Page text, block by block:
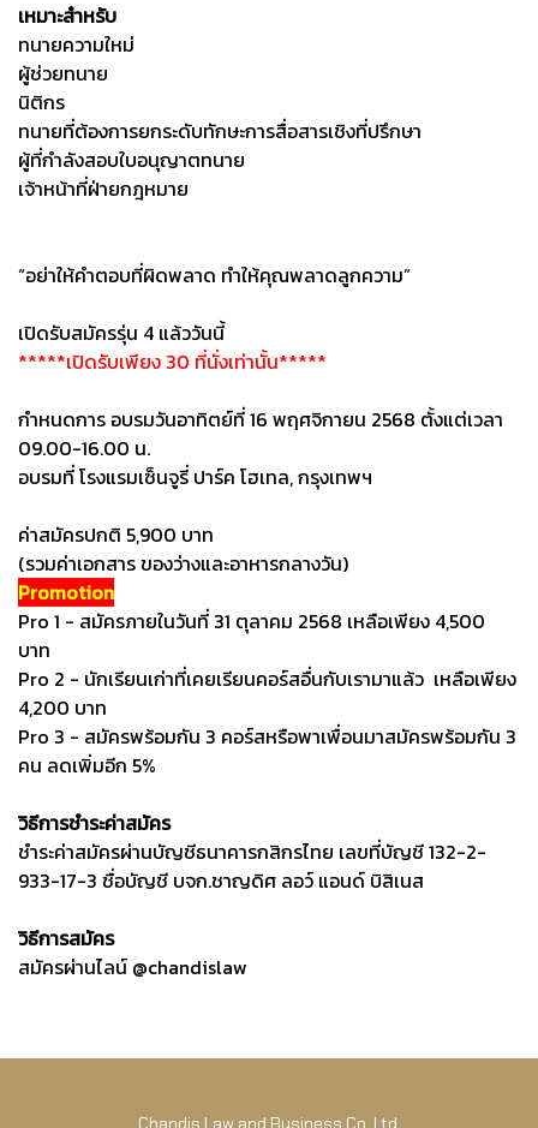
เหมาะสำหรับ
ทนายความใหม่
ผู้ช่วยทนาย
นิติกร
ทนายที่ต้องการยกระดับทักษะการสื่อสารเชิงที่ปรึกษา
ผู้ที่กำลังสอบใบอนุญาตทนาย
เจ้าหน้าที่ฝ่ายกฎหมาย
“อย่าให้คำตอบที่ผิดพลาด ทำให้คุณพลาดลูกความ”
เปิดรับสมัครรุ่น 4 แล้ววันนี้
*****เปิดรับเพียง 30 ที่นั่งเท่านั้น*****
กำหนดการ อบรมวันอาทิตย์ที่ 16 พฤศจิกายน 2568 ตั้งแต่เวลา
09.00-16.00 น.
อบรมที่ โรงแรมเซ็นจูรี่ ปาร์ค โฮเทล, กรุงเทพฯ
ค่าสมัครปกติ 5,900 บาท
(รวมค่าเอกสาร ของว่างและอาหารกลางวัน)
Promotion
Pro 1 - สมัครภายในวันที่ 31 ตุลาคม 2568 เหลือเพียง 4,500
บาท
Pro 2 - นักเรียนเก่าที่เคยเรียนคอร์สอื่นกับเรามาแล้ว เหลือเพียง
4,200 บาท
Pro 3 - สมัครพร้อมกัน 3 คอร์สหรือพาเพื่อนมาสมัครพร้อมกัน 3
คน ลดเพิ่มอีก 5%
วิธีการชำระค่าสมัคร
ชำระค่าสมัครผ่านบัญชีธนาคารกสิกรไทย เลขที่บัญชี 132-2-
933-17-3 ชื่อบัญชี บจก.ชาญดิศ ลอว์ แอนด์ บิสิเนส
วิธีการสมัคร
สมัครผ่านไลน์ @chandislaw